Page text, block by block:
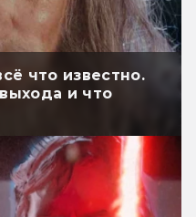
что известно.
и что